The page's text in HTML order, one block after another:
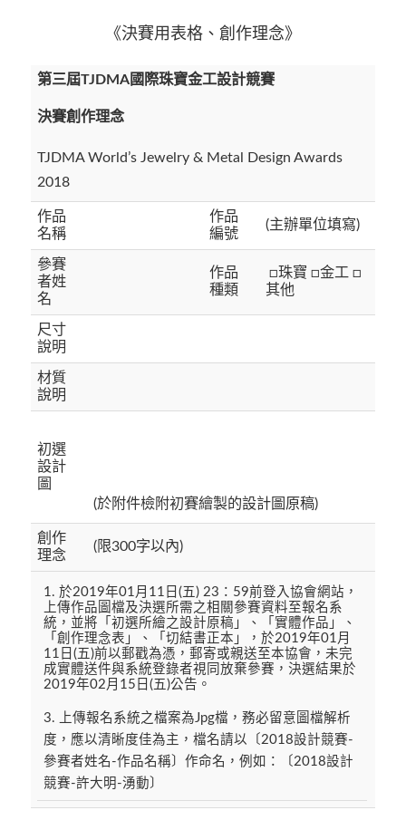
《決賽用表格、創作理念》
第三屆TJDMA國際珠寶金工設計競賽
決賽創作理念
TJDMA World’s Jewelry & Metal Design Awards
2018
作品
名稱
作品
編號
(主辦單位填寫)
參賽
者姓
名
作品
種類
□珠寶 □金工 □
其他
尺寸
說明
材質
說明
初選
設計
圖
(於附件檢附初賽繪製的設計圖原稿)
創作
理念
(限300字以內)
1. 於2019年01月11日(五) 23：59前登入協會網站，
上傳作品圖檔及決選所需之相關參賽資料至報名系
統，並將「初選所繪之設計原稿」、「實體作品」、
「創作理念表」、「切結書正本」，於2019年01月
11日(五)前以郵戳為憑，郵寄或親送至本協會，未完
成實體送件與系統登錄者視同放棄參賽，決選結果於
2019年02月15日(五)公告。
3. 上傳報名系統之檔案為Jpg檔，務必留意圖檔解析
度，應以清晰度佳為主，檔名請以〔2018設計競賽-
參賽者姓名-作品名稱〕作命名，例如：〔2018設計
競賽-許大明-湧動〕